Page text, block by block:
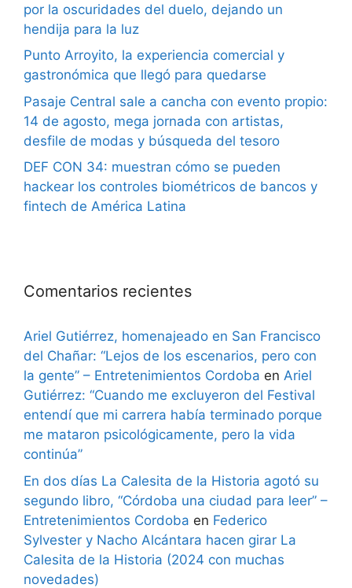
por la oscuridades del duelo, dejando un
hendija para la luz
Punto Arroyito, la experiencia comercial y
gastronómica que llegó para quedarse
Pasaje Central sale a cancha con evento propio:
14 de agosto, mega jornada con artistas,
desfile de modas y búsqueda del tesoro
DEF CON 34: muestran cómo se pueden
hackear los controles biométricos de bancos y
fintech de América Latina
Comentarios recientes
Ariel Gutiérrez, homenajeado en San Francisco
del Chañar: “Lejos de los escenarios, pero con
la gente” – Entretenimientos Cordoba en Ariel
Gutiérrez: “Cuando me excluyeron del Festival
entendí que mi carrera había terminado porque
me mataron psicológicamente, pero la vida
continúa”
En dos días La Calesita de la Historia agotó su
segundo libro, “Córdoba una ciudad para leer” –
Entretenimientos Cordoba en Federico
Sylvester y Nacho Alcántara hacen girar La
Calesita de la Historia (2024 con muchas
novedades)